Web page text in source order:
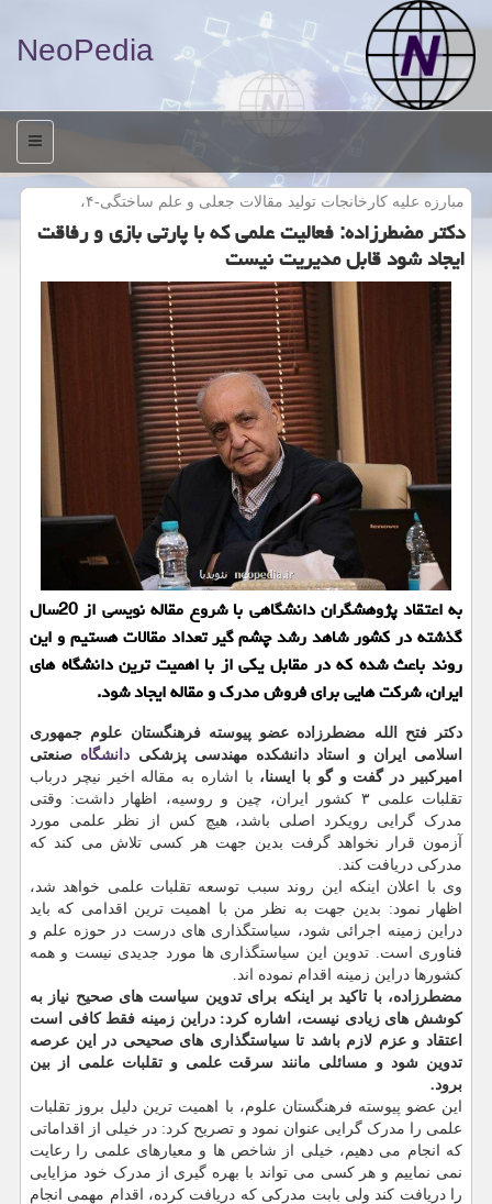
NeoPedia
منو
مبارزه علیه كارخانجات تولید مقالات جعلی و علم ساختگی-۴،
دكتر مضطرزاده: فعالیت علمی كه با پارتی بازی و رفاقت
ایجاد شود قابل مدیریت نیست
به اعتقاد پژوهشگران دانشگاهی با شروع مقاله نویسی از 20سال
گذشته در کشور شاهد رشد چشم گیر تعداد مقالات هستیم و این
روند باعث شده که در مقابل یکی از با اهمیت ترین دانشگاه های
ایران، شرکت هایی برای فروش مدرک و مقاله ایجاد شود.
دکتر فتح الله مضطرزاده عضو پیوسته فرهنگستان علوم جمهوری
اسلامی ایران و استاد دانشکده مهندسی پزشکی دانشگاه صنعتی
امیرکبیر در گفت و گو با ایسنا، با اشاره به مقاله اخیر نیچر درباب
تقلبات علمی ۳ کشور ایران، چین و روسیه، اظهار داشت: وقتی
مدرک گرایی رویکرد اصلی باشد، هیچ کس از نظر علمی مورد
آزمون قرار نخواهد گرفت بدین جهت هر کسی تلاش می کند که
مدرکی دریافت کند.
وی با اعلان اینکه این روند سبب توسعه تقلبات علمی خواهد شد،
اظهار نمود: بدین جهت به نظر من با اهمیت ترین اقدامی که باید
دراین زمینه اجرائی شود، سیاستگذاری های درست در حوزه علم و
فناوری است. تدوین این سیاستگذاری ها مورد جدیدی نیست و همه
کشورها دراین زمینه اقدام نموده اند.
مضطرزاده، با تاکید بر اینکه برای تدوین سیاست های صحیح نیاز به
کوشش های زیادی نیست، اشاره کرد: دراین زمینه فقط کافی است
اعتقاد و عزم لازم باشد تا سیاستگذاری های صحیحی در این عرصه
تدوین شود و مسائلی مانند سرقت علمی و تقلبات علمی از بین
برود.
این عضو پیوسته فرهنگستان علوم، با اهمیت ترین دلیل بروز تقلبات
علمی را مدرک گرایی عنوان نمود و تصریح کرد: در خیلی از اقداماتی
که انجام می دهیم، خیلی از شاخص ها و معیارهای علمی را رعایت
نمی نماییم و هر کسی می تواند با بهره گیری از مدرک خود مزایایی
را دریافت کند ولی بابت مدرکی که دریافت کرده، اقدام مهمی انجام